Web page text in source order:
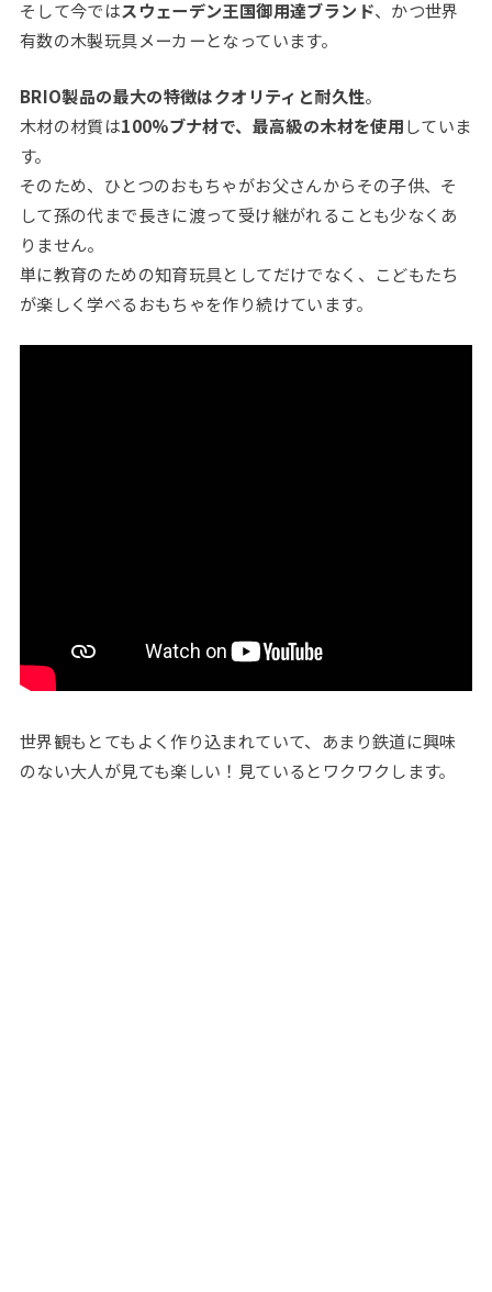
そして今ではスウェーデン王国御用達ブランド、かつ世界
有数の木製玩具メーカーとなっています。
BRIO製品の最大の特徴はクオリティと耐久性。
木材の材質は100%ブナ材で、最高級の木材を使用していま
す。
そのため、ひとつのおもちゃがお父さんからその子供、そ
して孫の代まで長きに渡って受け継がれることも少なくあ
りません。
単に教育のための知育玩具としてだけでなく、こどもたち
が楽しく学べるおもちゃを作り続けています。
世界観もとてもよく作り込まれていて、あまり鉄道に興味
のない大人が見ても楽しい！見ているとワクワクします。